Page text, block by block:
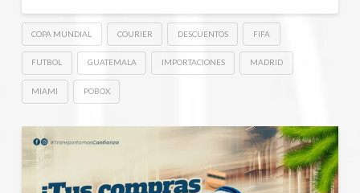
COPA MUNDIAL COURIER DESCUENTOS FIFA
FUTBOL GUATEMALA IMPORTACIONES MADRID
MIAMI POBOX